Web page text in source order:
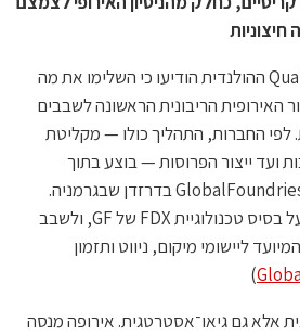
GlobalFoundries ו־Qualinx ההולנדית הודיעו כי השלימו את מה
האירופית הריבונית הראשונה לשבבים
לפי החברות, התהליך כולו — מקליטת
ועד ייצור הפרוסות — בוצע בתוך
האיחוד האירופי, במפעל GlobalFoundries בדרזדן שבגרמניה.
ההודעה מתייחסת לייצור על בסיס טכנולוגיית FDX של GF, ולשבב
GNSS מתוצרת Qualinx המיועד ליישומי מיקום, ניווט ותזמון
)
אלא גם גיאו־אסטרטגית. אירופה מנסה